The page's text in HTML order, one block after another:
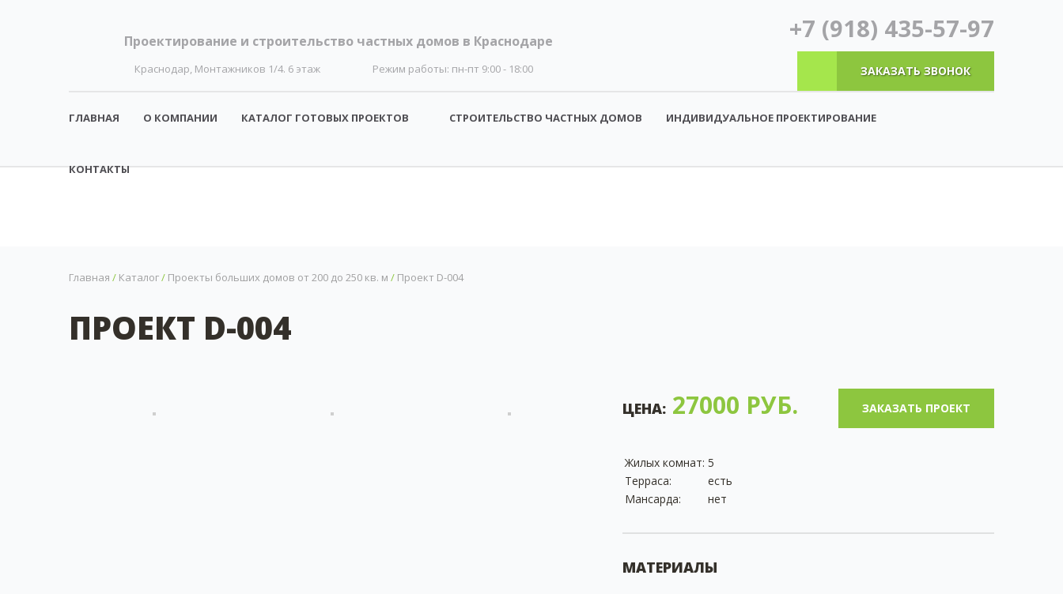
Проектирование и строительство частных домов в Краснодаре
Краснодар, Монтажников 1/4. 6 этаж Режим работы: пн-пт 9:00 - 18:00
+7 (918) 435-57-97
ЗАКАЗАТЬ ЗВОНОК
ГЛАВНАЯ О КОМПАНИИ КАТАЛОГ ГОТОВЫХ ПРОЕКТОВ СТРОИТЕЛЬСТВО ЧАСТНЫХ ДОМОВ ИНДИВИДУАЛЬНОЕ ПРОЕКТИРОВАНИЕ
КОНТАКТЫ
Главная / Каталог/ Проекты больших домов от 200 до 250 кв. м / Проект D-004
ПРОЕКТ D-004
ЦЕНА: 27000 РУБ. ЗАКАЗАТЬ ПРОЕКТ
Жилых комнат: 5
Терраса:
есть
Мансарда:
нет
МАТЕРИАЛЫ